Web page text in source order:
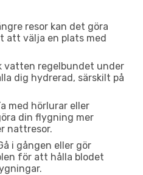
resor kan det göra
att välja en plats med
vatten regelbundet under
dig hydrerad, särskilt på
med hörlurar eller
din flygning mer
nattresor.
i gången eller gör
för att hålla blodet